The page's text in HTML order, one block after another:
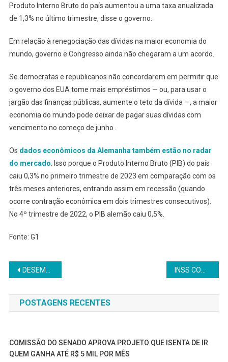
Produto Interno Bruto do país aumentou a uma taxa anualizada
de 1,3% no último trimestre, disse o governo.
Em relação à renegociação das dívidas na maior economia do
mundo, governo e Congresso ainda não chegaram a um acordo.
Se democratas e republicanos não concordarem em permitir que
o governo dos EUA tome mais empréstimos — ou, para usar o
jargão das finanças públicas, aumente o teto da dívida —, a maior
economia do mundo pode deixar de pagar suas dívidas com
vencimento no começo de junho .
Os dados econômicos da Alemanha também estão no radar
do mercado . Isso porque o Produto Interno Bruto (PIB) do país
caiu 0,3% no primeiro trimestre de 2023 em comparação com os
três meses anteriores, entrando assim em recessão (quando
ocorre contração econômica em dois trimestres consecutivos).
No 4º trimestre de 2022, o PIB alemão caiu 0,5%.
Fonte: G1
Navegação
de
Post
DESEMPREGO SOBE EM 16 UNIDADES DA FEDERAÇÃO NO 1º TRIMESTRE
POSTAGENS RECENTES
COMISSÃO DO SENADO APROVA PROJETO QUE ISENTA DE IR
QUEM GANHA ATÉ R$ 5 MIL POR MÊS